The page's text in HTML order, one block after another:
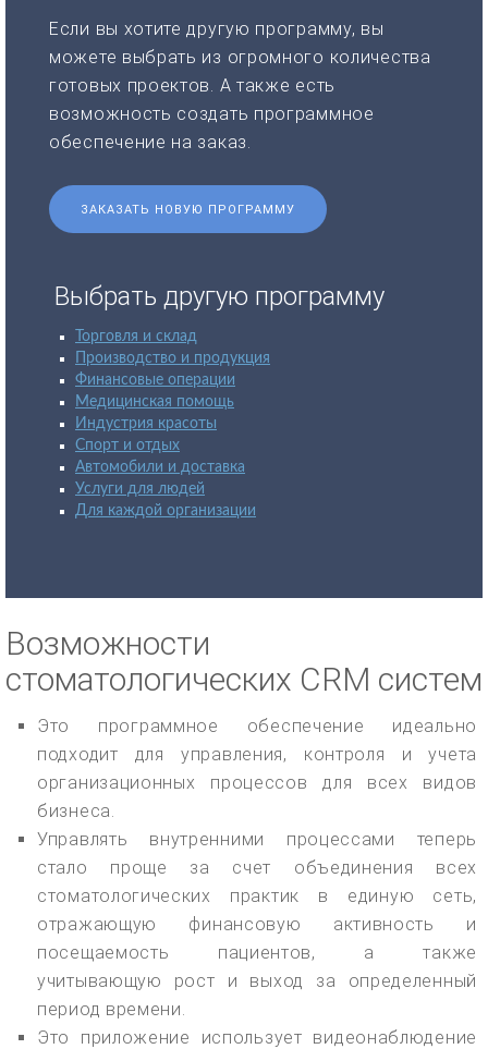
Если вы хотите другую программу, вы
можете выбрать из огромного количества
готовых проектов. А также есть
возможность создать программное
обеспечение на заказ.
ЗАКАЗАТЬ НОВУЮ ПРОГРАММУ
Выбрать другую программу
Торговля и склад
Производство и продукция
Финансовые операции
Медицинская помощь
Индустрия красоты
Спорт и отдых
Автомобили и доставка
Услуги для людей
Для каждой организации
Возможности
стоматологических CRM систем
Это программное обеспечение идеально
подходит для управления, контроля и учета
организационных процессов для всех видов
бизнеса.
Управлять внутренними процессами теперь
стало проще за счет объединения всех
стоматологических практик в единую сеть,
отражающую финансовую активность и
посещаемость пациентов, а также
учитывающую рост и выход за определенный
период времени.
Это приложение использует видеонаблюдение